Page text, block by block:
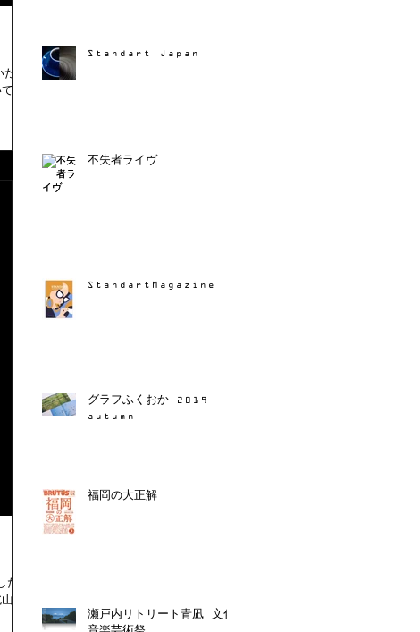
だ
あ
写
さ
Standart Japan
不失者ライヴ
StandartMagazine
グラフふくおか 2019
autumn
福岡の大正解
瀬戸内リトリート青凪 文化